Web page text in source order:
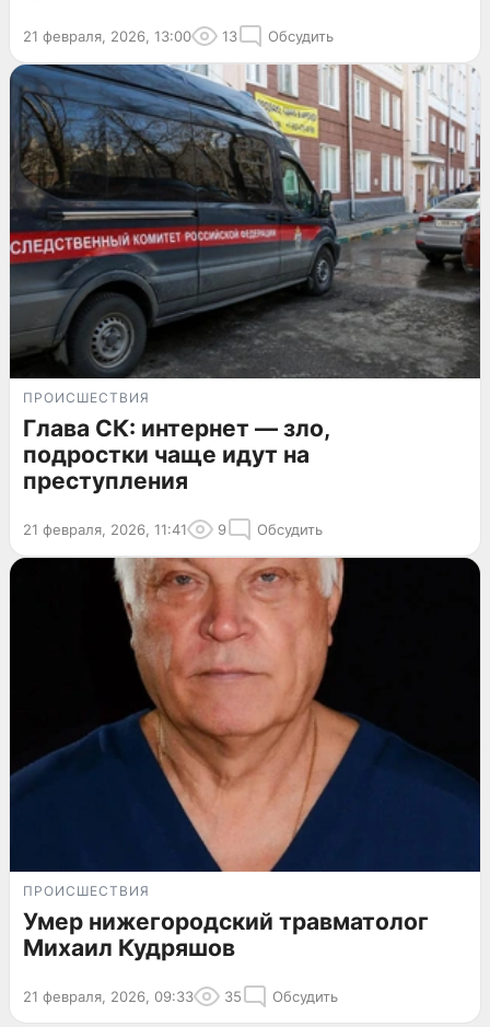
21 февраля, 2026, 13:00 13 Обсудить
ПРОИСШЕСТВИЯ
Глава СК: интернет — зло,
подростки чаще идут на
преступления
21 февраля, 2026, 11:41 9 Обсудить
ПРОИСШЕСТВИЯ
Умер нижегородский травматолог
Михаил Кудряшов
21 февраля, 2026, 09:33 35 Обсудить